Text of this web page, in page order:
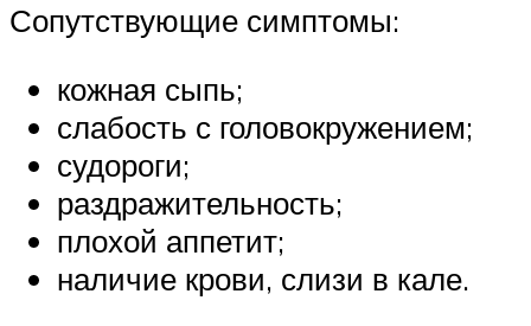
Сопутствующие симптомы:
кожная сыпь;
слабость с головокружением;
судороги;
раздражительность;
плохой аппетит;
наличие крови, слизи в кале.